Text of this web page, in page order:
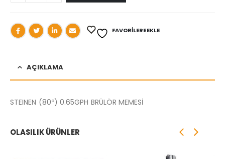
FAVORILERE EKLE
AÇIKLAMA
STEINEN (80º) 0.65GPH BRÜLÖR MEMESİ
OLASILIK ÜRÜNLER